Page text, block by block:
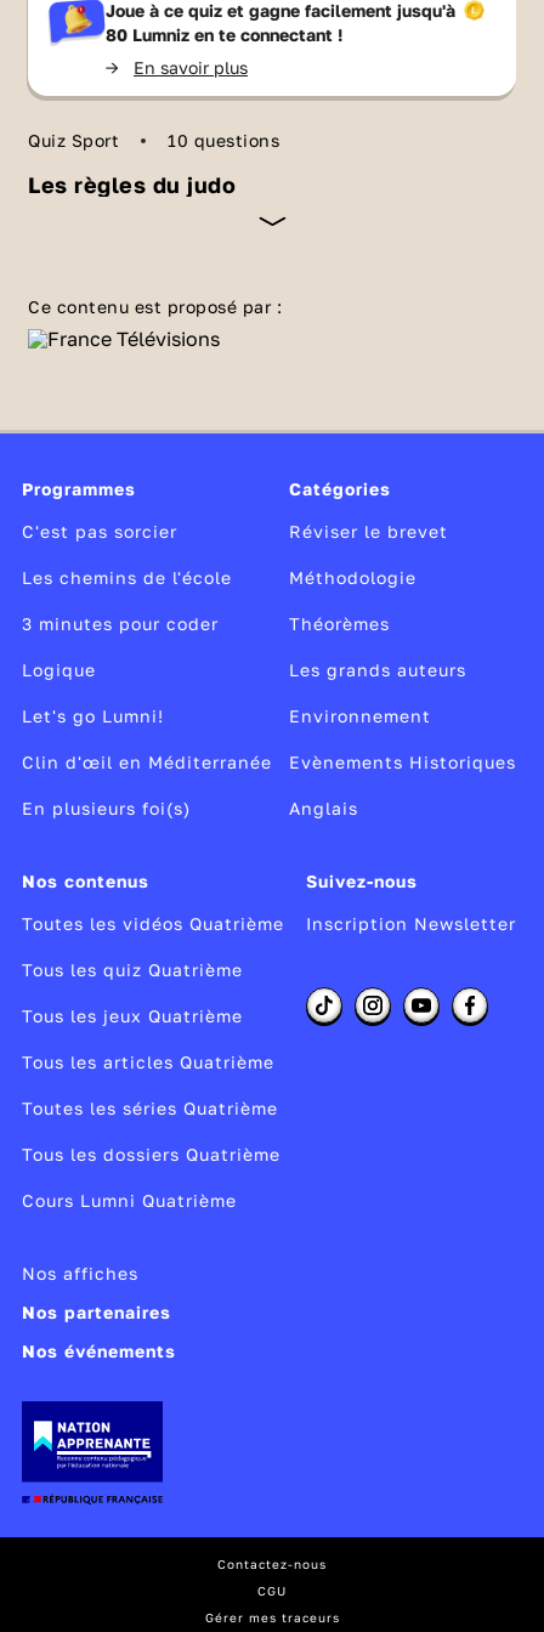
Joue à ce quiz et gagne facilement jusqu'à
80 Lumniz en te connectant !
-> En savoir plus
Quiz Sport 10 questions
Les règles du judo
jiu-jitsu. L’objectif est simple : projeter ou
amener son adversaire au sol. Les techniques
Agbegnenou les maîtrisent de main de maître.
porteur de fortes valeurs morales.
Ce contenu est proposé par :
Programmes
C'est pas sorcier
Les chemins de l'école
3 minutes pour coder
Logique
Let's go Lumni!
Clin d'œil en Méditerranée
En plusieurs foi(s)
Catégories
Réviser le brevet
Méthodologie
Théorèmes
Les grands auteurs
Environnement
Evènements Historiques
Anglais
Nos contenus
Toutes les vidéos Quatrième
Tous les quiz Quatrième
Tous les jeux Quatrième
Tous les articles Quatrième
Toutes les séries Quatrième
Tous les dossiers Quatrième
Cours Lumni Quatrième
Suivez-nous
Inscription Newsletter
Nos affiches
Nos partenaires
Nos événements
Contactez-nous
CGU
Gérer mes traceurs